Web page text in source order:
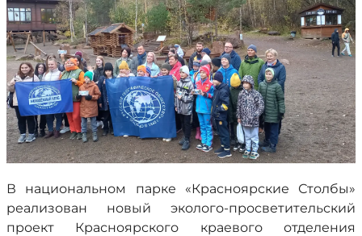
В национальном парке «Красноярские Столбы»
реализован новый эколого-просветительский
проект Красноярского краевого отделения